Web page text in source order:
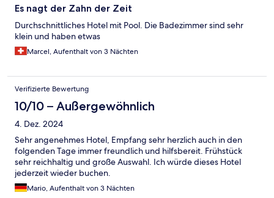
Es nagt der Zahn der Zeit
Durchschnittliches Hotel mit Pool. Die Badezimmer sind sehr
klein und haben etwas
Marcel, Aufenthalt von 3 Nächten
Verifizierte Bewertung
10/10 – Außergewöhnlich
4. Dez. 2024
Sehr angenehmes Hotel, Empfang sehr herzlich auch in den
folgenden Tage immer freundlich und hilfsbereit. Frühstück
sehr reichhaltig und große Auswahl. Ich würde dieses Hotel
jederzeit wieder buchen.
Mario, Aufenthalt von 3 Nächten